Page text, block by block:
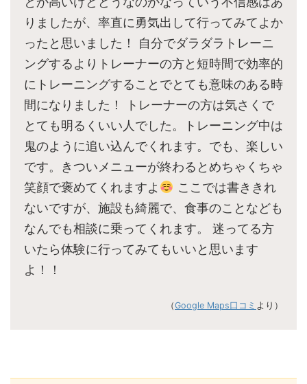
りましたが、率直に勇気出して行ってみてよか
ったと思いました！ 自分でダラダラトレーニ
ングするよりトレーナーの方と短時間で効率的
にトレーニングすることでとても意味のある時
間になりました！ トレーナーの方は気さくで
とても明るくいい人でした。トレーニング中は
鬼のように追い込んでくれます。でも、楽しい
です。きついメニューが終わるとめちゃくちゃ
笑顔で褒めてくれますよ
ここでは書ききれ
ないですが、施設も綺麗で、食事のことなども
なんでも相談に乗ってくれます。 迷ってる方
いたら体験に行ってみてもいいと思います
よ！！
（Google Maps口コミ より）